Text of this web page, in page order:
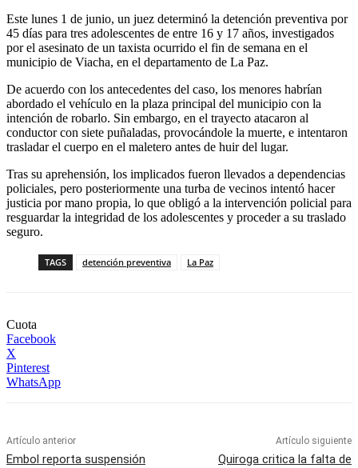
Este lunes 1 de junio, un juez determinó la detención preventiva por
45 días para tres adolescentes de entre 16 y 17 años, investigados
por el asesinato de un taxista ocurrido el fin de semana en el
municipio de Viacha, en el departamento de La Paz.
De acuerdo con los antecedentes del caso, los menores habrían
abordado el vehículo en la plaza principal del municipio con la
intención de robarlo. Sin embargo, en el trayecto atacaron al
conductor con siete puñaladas, provocándole la muerte, e intentaron
trasladar el cuerpo en el maletero antes de huir del lugar.
Tras su aprehensión, los implicados fueron llevados a dependencias
policiales, pero posteriormente una turba de vecinos intentó hacer
justicia por mano propia, lo que obligó a la intervención policial para
resguardar la integridad de los adolescentes y proceder a su traslado
seguro.
TAGS detención preventiva La Paz
Cuota
Facebook
X
Pinterest
WhatsApp
Artículo anterior
Embol reporta suspensión
Artículo siguiente
Quiroga critica la falta de